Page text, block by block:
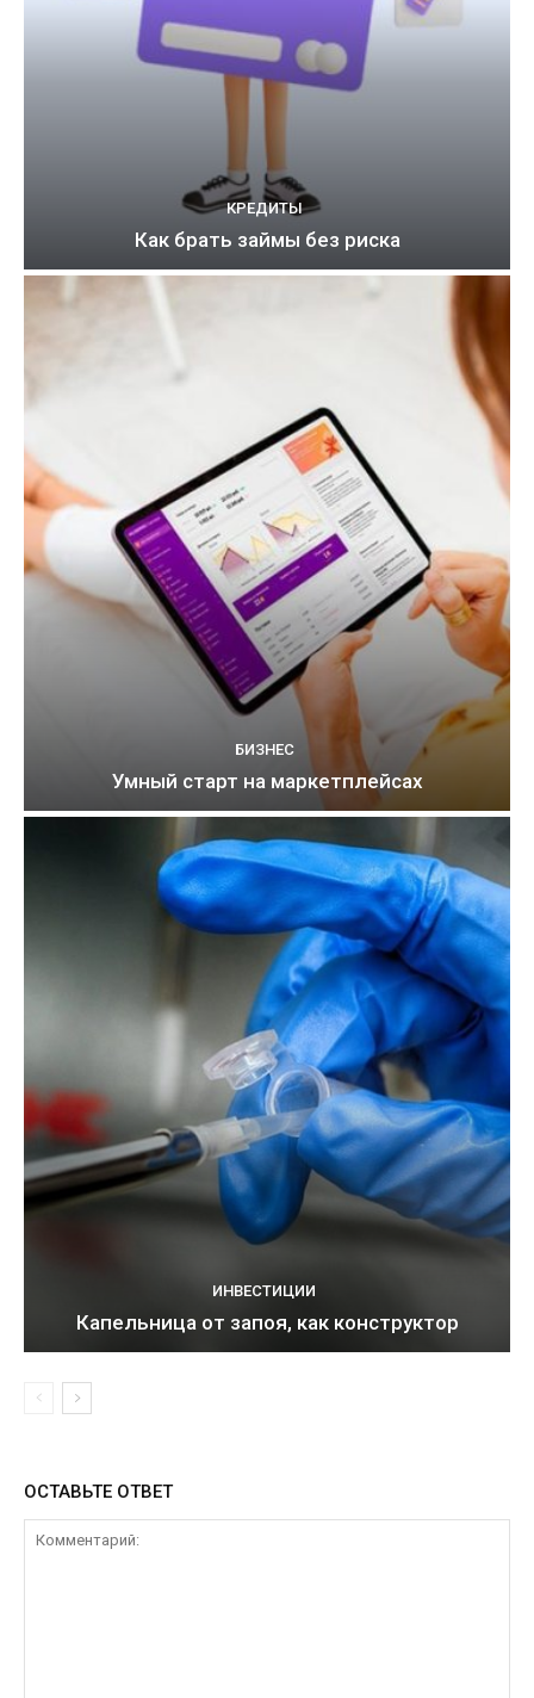
КРЕДИТЫ
Как брать займы без риска
БИЗНЕС
Умный старт на маркетплейсах
ИНВЕСТИЦИИ
Капельница от запоя, как конструктор
ОСТАВЬТЕ ОТВЕТ